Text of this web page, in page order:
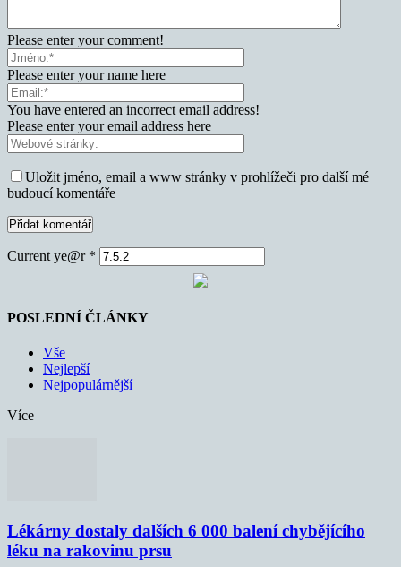
Please enter your comment!
Please enter your name here
You have entered an incorrect email address!
Please enter your email address here
Uložit jméno, email a www stránky v prohlížeči pro další mé
budoucí komentáře
Current ye@r *
POSLEDNÍ ČLÁNKY
Vše
Nejlepší
Nejpopulárnější
Více
Lékárny dostaly dalších 6 000 balení chybějícího
léku na rakovinu prsu